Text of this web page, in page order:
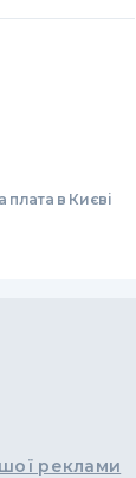
плата в Києві
реклами